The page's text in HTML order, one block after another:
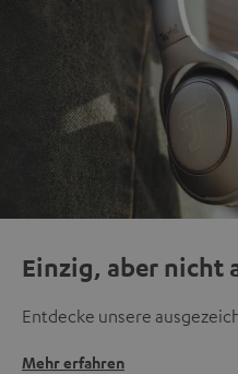
Einzig, aber nicht
Entdecke unsere
Mehr erfahren